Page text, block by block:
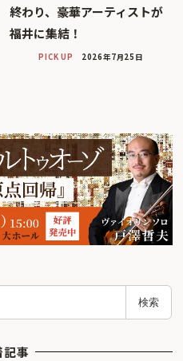
終わり、豪華アーティストが
福井に集結！
PICK UP 2026年7月25日
検索
記事